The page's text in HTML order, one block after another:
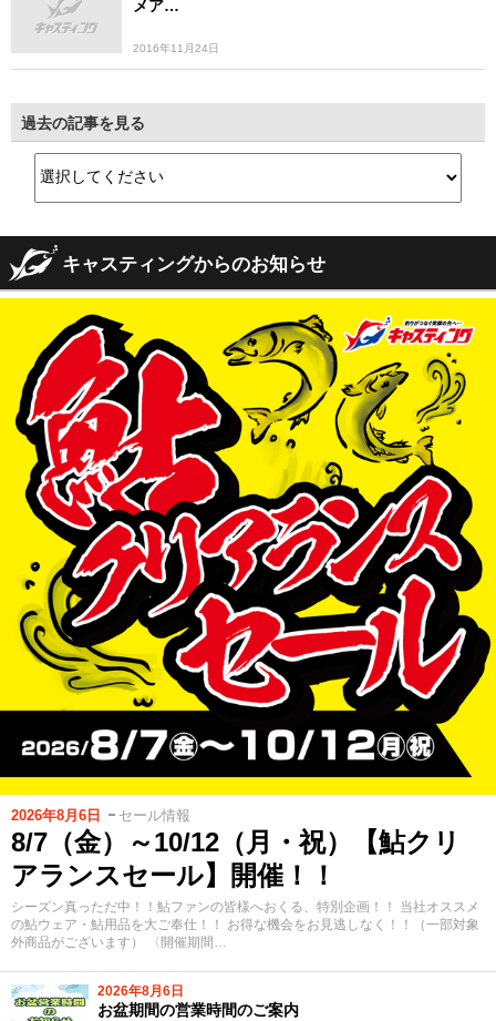
メア…
2016年11月24日
過去の記事を見る
キャスティングからのお知らせ
2026年8月6日 セール情報
8/7（金）～10/12（月・祝）【鮎クリ
アランスセール】開催！！
シーズン真っただ中！！鮎ファンの皆様へおくる、特別企画！！ 当社オススメ
の鮎ウェア・鮎用品を大ご奉仕！！ お得な機会をお見逃しなく！！（一部対象
外商品がございます） 〈開催期間…
2026年8月6日
お盆期間の営業時間のご案内